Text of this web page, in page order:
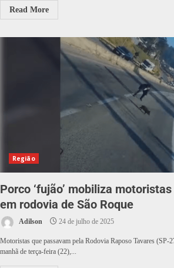
Read More
Região
Porco ‘fujão’ mobiliza
em rodovia de São Roque
Adilson 24 de julho de 2025
Motoristas que passavam pela Rodovia Raposo Tavares (SP-
manhã de terça-feira (22),...